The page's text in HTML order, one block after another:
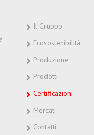
Il Gruppo
Ecosostenibilità
Produzione
Prodotti
Certificazioni
Mercati
Contatti